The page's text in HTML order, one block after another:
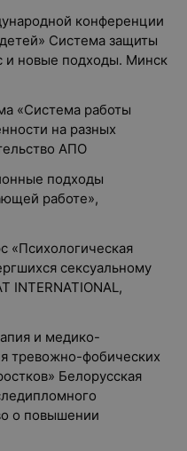
конференции
Система защиты
и новые подходы. Минск
«Система работы
на разных
АПО
подходы
работе»,
«Психологическая
сексуальному
INTERNATIONAL,
и медико-
тревожно-фобических
Белорусская
о повышении